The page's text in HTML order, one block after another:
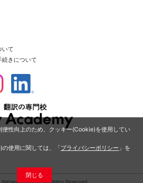
便性向上のため、クッキー(Cookie)を使用してい
使用に関しては、「プライバシーポリシー 」を
閉じる
いて
きについて
Co.,Ltd. All Rights Reserved.